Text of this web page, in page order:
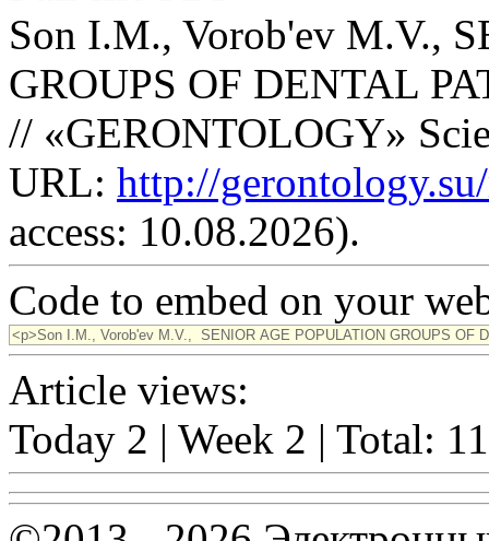
Son I.M., Vorob'ev M.V.,
GROUPS OF DENTAL
// «GERONTOLOGY»
URL: http://
access: 10.08.2026).
Code to embed on your
Article views:
Today 2 | Week 2 | Total: